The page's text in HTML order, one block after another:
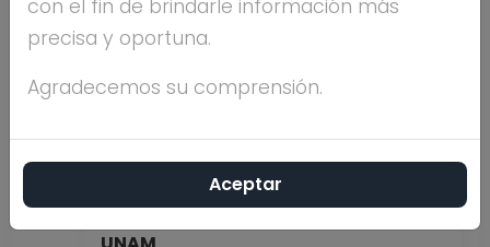
TORRES
estudios
Antigüedad
con el fin de brindarle información más
precisa y oportuna.
Agradecemos su comprensión.
Aceptar